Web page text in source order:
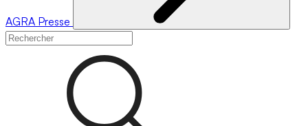
AGRA Presse